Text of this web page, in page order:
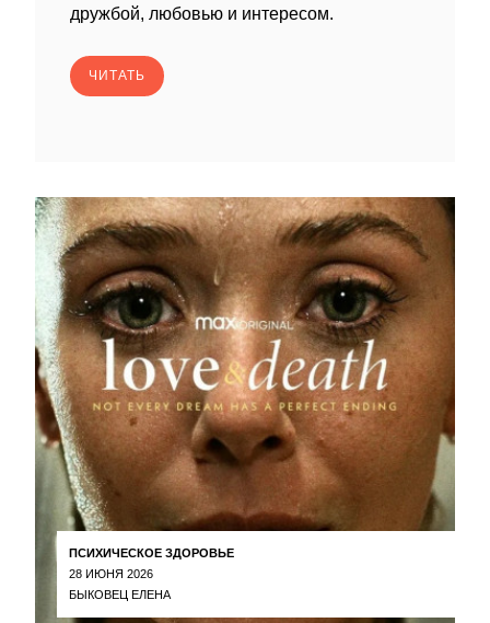
дружбой, любовью и интересом.
ЧИТАТЬ
ПСИХИЧЕСКОЕ ЗДОРОВЬЕ
28 ИЮНЯ 2026
БЫКОВЕЦ ЕЛЕНА